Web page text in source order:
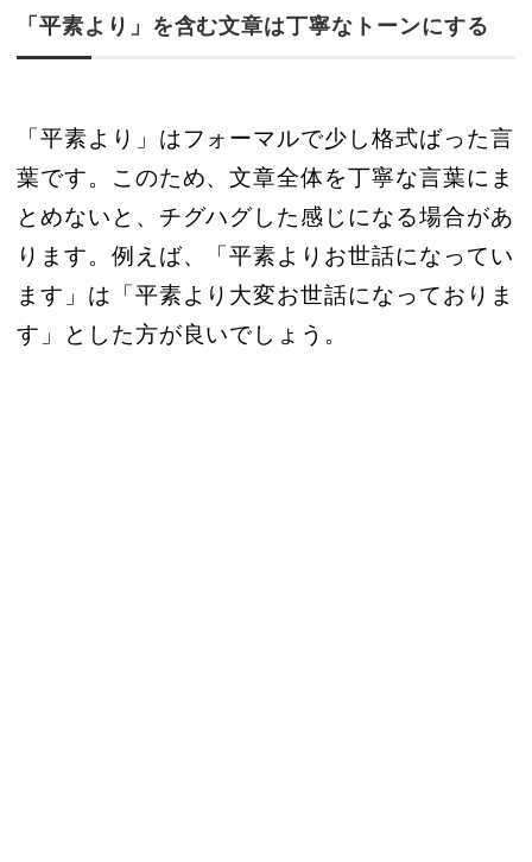
「平素より」を含む文章は丁寧なトーンにする
「平素より」はフォーマルで少し格式ばった言
葉です。このため、文章全体を丁寧な言葉にま
とめないと、チグハグした感じになる場合があ
ります。例えば、「平素よりお世話になってい
ます」は「平素より大変お世話になっておりま
す」とした方が良いでしょう。